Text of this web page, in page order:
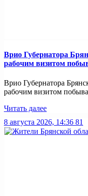
Врио Губернатора
рабочим визитом
Врио Губернатора
рабочим визитом
Читать далее
8 августа 2026, 14:36 81